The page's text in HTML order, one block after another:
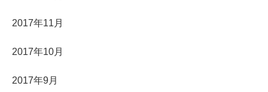
2017年11月
2017年10月
2017年9月